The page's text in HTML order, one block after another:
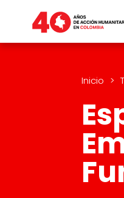
Inicio >